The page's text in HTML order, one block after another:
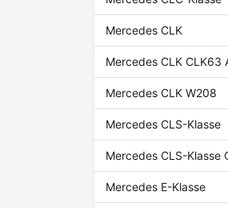
Mercedes CLK
Mercedes CLK CLK63
Mercedes CLK W208
Mercedes CLS-Klasse
Mercedes CLS-Klasse
Mercedes E-Klasse